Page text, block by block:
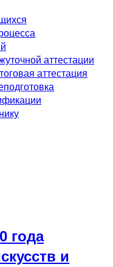
аттестации
аттестация
года
и